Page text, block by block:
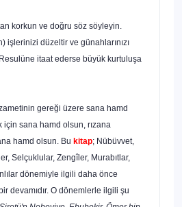
korkun ve doğru söz söyleyin.
işlerinizi düzeltir ve günahlarınızı
itaat ederse büyük kurtuluşa
gereği üzere sana hamd
için sana hamd olsun, rızana
hamd olsun. Bu kitap; Nübüvvet,
Selçuklular, Zengîler, Murabıtlar,
dönemiyle ilgili daha önce
devamı­dır. O dönemlerle ilgili şu